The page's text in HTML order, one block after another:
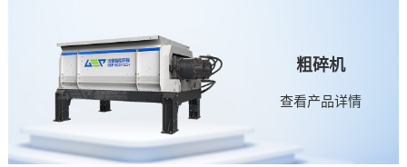
粗碎机
查看产品详情